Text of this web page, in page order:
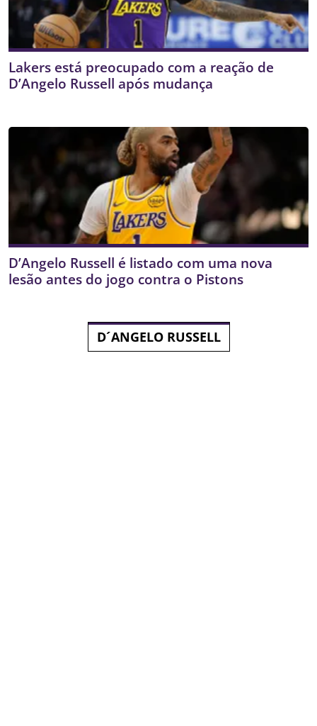
Lakers está preocupado com a reação de
D’Angelo Russell após mudança
D’Angelo Russell é listado com uma nova
lesão antes do jogo contra o Pistons
D´ANGELO RUSSELL